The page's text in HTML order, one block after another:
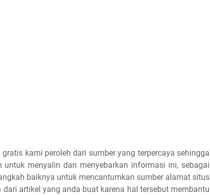
kami peroleh dari sumber yang terpercaya sehingga
menyalin dan menyebarkan informasi ini, sebagai
baiknya untuk mencantumkan sumber alamat situs
artikel yang anda buat karena hal tersebut membantu